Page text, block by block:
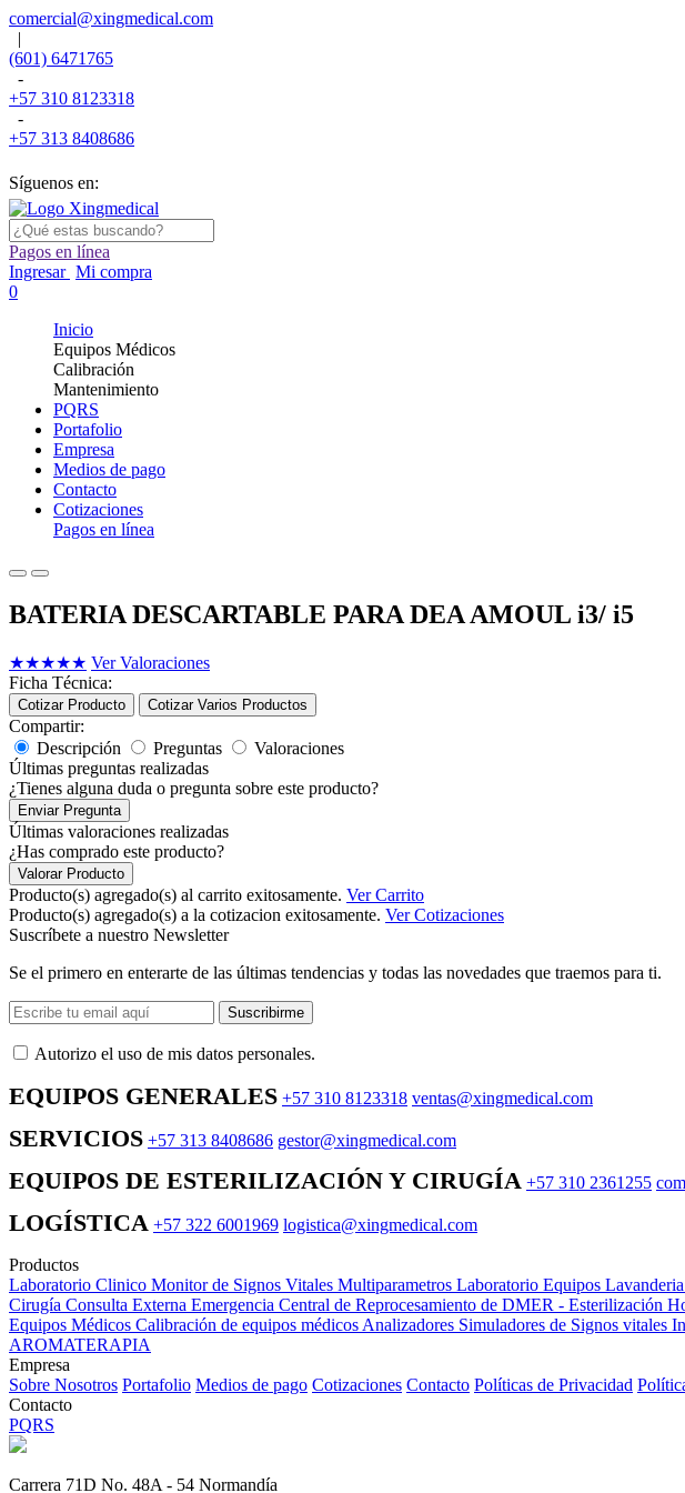
comercial@xingmedical.com
|
(601) 6471765
-
+57 310 8123318
-
+57 313 8408686
Síguenos en:
Pagos en línea
Ingresar Mi compra
0
Inicio
Equipos Médicos
Calibración
Mantenimiento
PQRS
Portafolio
Empresa
Medios de pago
Contacto
Cotizaciones
Pagos en línea
BATERIA DESCARTABLE PARA DEA AMOUL i3/ i5
★★★★★ Ver Valoraciones
Ficha Técnica:
Cotizar Producto Cotizar Varios Productos
Compartir:
Descripción
Preguntas
Valoraciones
Últimas preguntas realizadas
¿Tienes alguna duda o pregunta sobre este producto?
Enviar Pregunta
Últimas valoraciones realizadas
¿Has comprado este producto?
Valorar Producto
Producto(s) agregado(s) al carrito exitosamente. Ver Carrito
Producto(s) agregado(s) a la cotizacion exitosamente. Ver Cotizaciones
Suscríbete a nuestro Newsletter
Se el primero en enterarte de las últimas tendencias y todas las novedades que traemos para ti.
Suscribirme
Autorizo ​​el uso de mis datos personales.
EQUIPOS GENERALES +57 310 8123318 ventas@xingmedical.com
SERVICIOS +57 313 8408686 gestor@xingmedical.com
EQUIPOS DE ESTERILIZACIÓN Y CIRUGÍA +57 310 2361255
LOGÍSTICA +57 322 6001969 logistica@xingmedical.com
Productos
Laboratorio Clinico Monitor de Signos Vitales Multiparametros Laboratorio Equipos
Cirugía Consulta Externa Emergencia Central de Reprocesamiento de DMER - Esterilización
Equipos Médicos Calibración de equipos médicos Analizadores Simuladores de Signos vitales
AROMATERAPIA
Empresa
Sobre Nosotros Portafolio Medios de pago Cotizaciones Contacto Políticas de Privacidad
Contacto
PQRS
Carrera 71D No. 48A - 54 Normandía